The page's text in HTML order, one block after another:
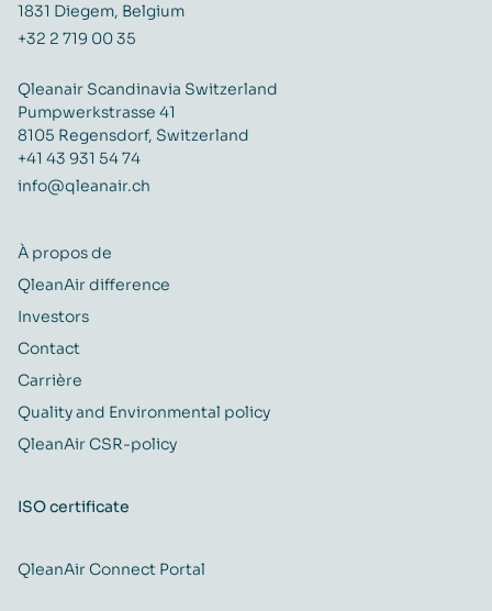
1831 Diegem, Belgium
+32 2 719 00 35
Qleanair Scandinavia Switzerland
Pumpwerkstrasse 41
8105 Regensdorf, Switzerland
+41 43 931 54 74
info@qleanair.ch
À propos de
QleanAir difference
Investors
Contact
Carrière
Quality and Environmental policy
QleanAir CSR-policy
ISO certificate
QleanAir Connect Portal